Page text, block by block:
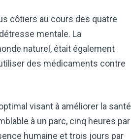
côtiers au cours des quatre
mentale. La
naturel, était également
des médicaments contre
visant à améliorer la santé
à un parc, cinq heures par
humaine et trois jours par